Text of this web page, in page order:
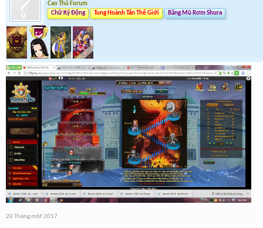
Cao Thủ Forum
Chữ Ký Động
Tung Hoành Tân Thế Giới Băng Mũ Rơm Shura
20 Tháng một 2017